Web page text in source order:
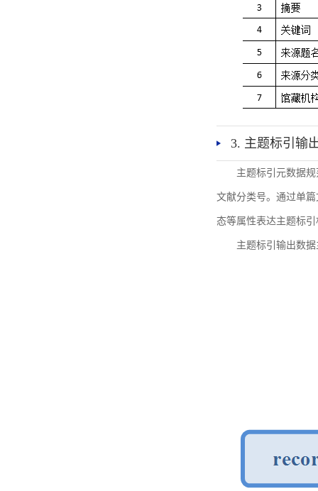
3. 主题标引输
主题标引元数据
文献分类号。通过单
态等属性表达主题标
主题标引输出数